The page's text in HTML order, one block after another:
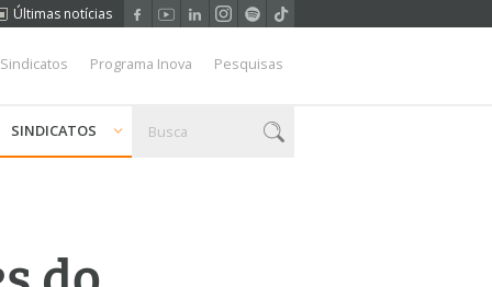
Últimas notícias
Programa Inova Pesquisas
SINDICATOS